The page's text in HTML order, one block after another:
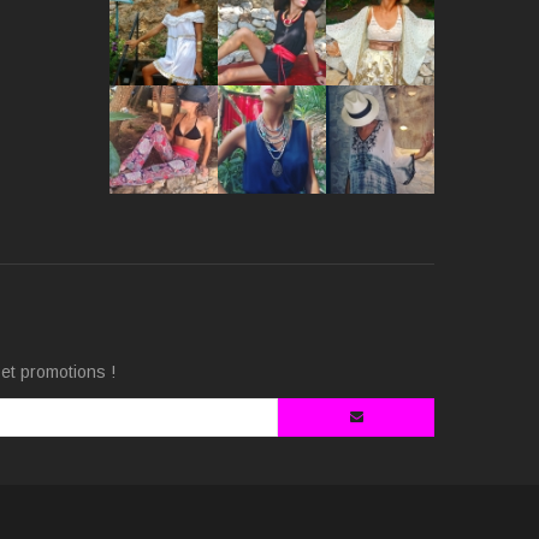
promotions !